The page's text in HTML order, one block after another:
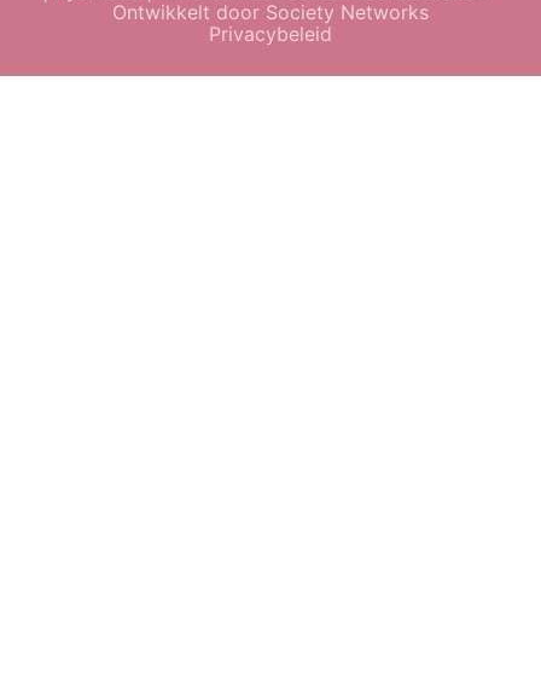
Ontwikkelt door Society Networks
Privacybeleid